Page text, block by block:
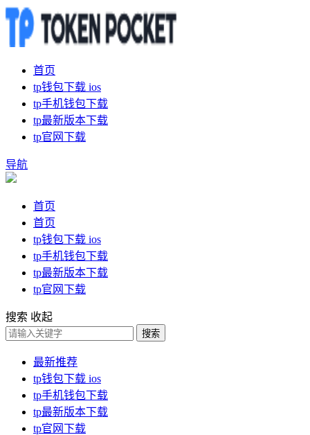
首页
tp钱包下载 ios
tp手机钱包下载
tp最新版本下载
tp官网下载
导航
首页
首页
tp钱包下载 ios
tp手机钱包下载
tp最新版本下载
tp官网下载
搜索 收起
搜索
最新推荐
tp钱包下载 ios
tp手机钱包下载
tp最新版本下载
tp官网下载